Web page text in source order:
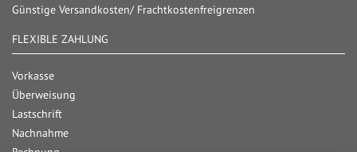
Günstige Versandkosten/ Frachtkostenfreigrenzen
FLEXIBLE ZAHLUNG
Vorkasse
Überweisung
Lastschrift
Nachnahme